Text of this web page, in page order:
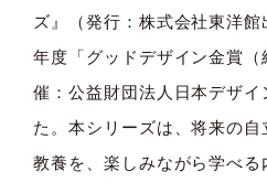
ズ』（発行：株式会社東洋
年度「グッドデザイン金賞
催：公益財団法人日本デザ
た。本シリーズは、将来の
教養を、楽しみながら学べる